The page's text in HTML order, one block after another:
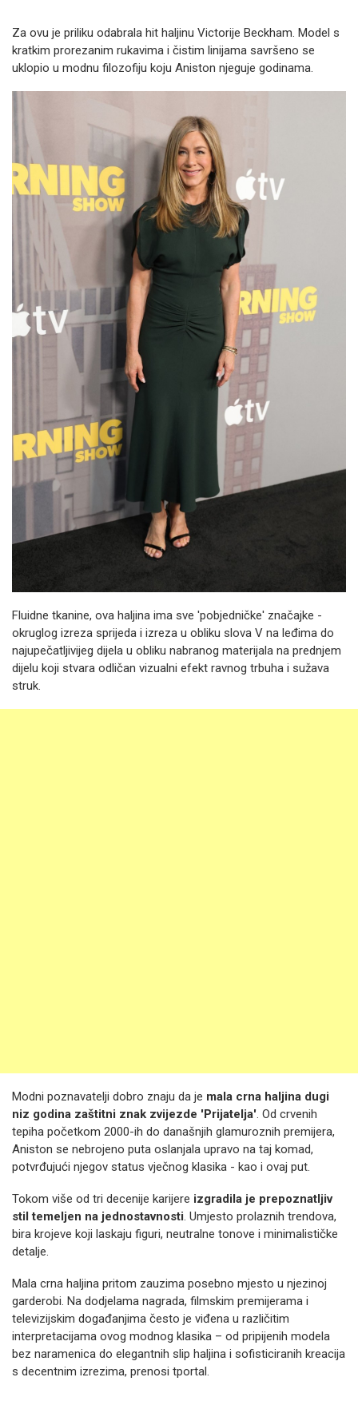
Za ovu je priliku odabrala hit haljinu Victorije Beckham. Model s
kratkim prorezanim rukavima i čistim linijama savršeno se
uklopio u modnu filozofiju koju Aniston njeguje godinama.
Fluidne tkanine, ova haljina ima sve 'pobjedničke' značajke -
okruglog izreza sprijeda i izreza u obliku slova V na leđima do
najupečatljivijeg dijela u obliku nabranog materijala na prednjem
dijelu koji stvara odličan vizualni efekt ravnog trbuha i sužava
struk.
Modni poznavatelji dobro znaju da je mala crna haljina dugi
niz godina zaštitni znak zvijezde 'Prijatelja'. Od crvenih
tepiha početkom 2000-ih do današnjih glamuroznih premijera,
Aniston se nebrojeno puta oslanjala upravo na taj komad,
potvrđujući njegov status vječnog klasika - kao i ovaj put.
Tokom više od tri decenije karijere izgradila je prepoznatljiv
stil temeljen na jednostavnosti. Umjesto prolaznih trendova,
bira krojeve koji laskaju figuri, neutralne tonove i minimalističke
detalje.
Mala crna haljina pritom zauzima posebno mjesto u njezinoj
garderobi. Na dodjelama nagrada, filmskim premijerama i
televizijskim događanjima često je viđena u različitim
interpretacijama ovog modnog klasika – od pripijenih modela
bez naramenica do elegantnih slip haljina i sofisticiranih kreacija
s decentnim izrezima, prenosi tportal.